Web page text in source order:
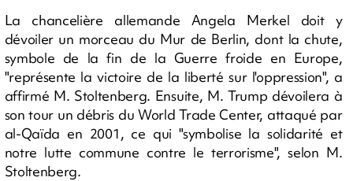
La chancelière allemande Angela Merkel doit y
dévoiler un morceau du Mur de Berlin, dont la chute,
symbole de la fin de la Guerre froide en Europe,
"représente la victoire de la liberté sur l'oppression", a
affirmé M. Stoltenberg. Ensuite, M. Trump dévoilera à
son tour un débris du World Trade Center, attaqué par
al-Qaïda en 2001, ce qui "symbolise la solidarité et
notre lutte commune contre le terrorisme", selon M.
Stoltenberg.